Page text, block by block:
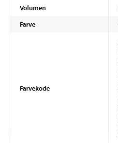
Volumen
Farve
Farvekode